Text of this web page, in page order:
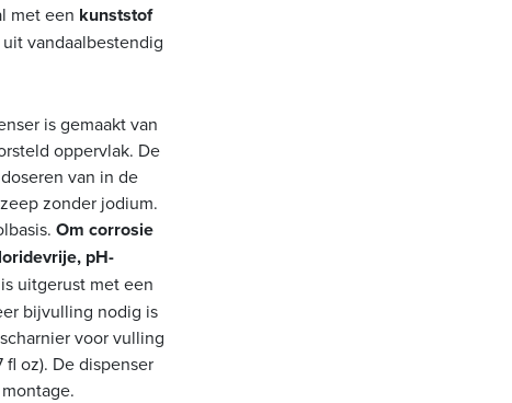
met een kunststof
vandaalbestendig
is gemaakt van
oppervlak. De
van in de
zonder jodium.
Om corrosie
pH-
uitgerust met een
bijvulling nodig is
voor vulling
fl oz). De dispenser